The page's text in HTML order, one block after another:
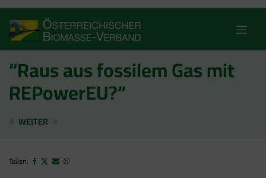
content
“Raus aus fossilem Gas mit
REPowerEU?“
EU-KOMMISSION OHNE PLAN FÜR BIOENERGIE
WEITER
Teilen: